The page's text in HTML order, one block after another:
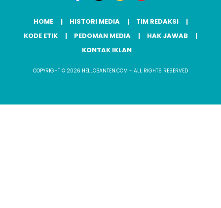
HOME HISTORI MEDIA
TIM REDAKSI
KODE ETIK
PEDOMAN MEDIA
HAK JAWAB
KONTAK IKLAN
COPYRIGHT © 2026 HELLOBANTEN.COM - ALL RIGHTS RESERVED